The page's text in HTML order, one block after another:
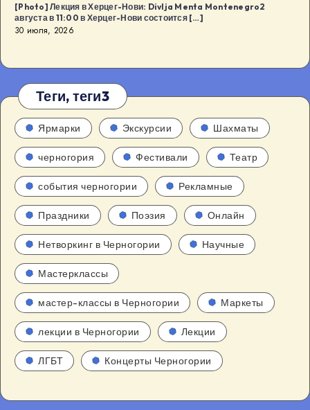
[Photo] Лекция в Херцег-Нови: Divlja Menta Montenegro2
августа в 11:00 в Херцег-Нови состоится […]
30 июля, 2026
Теги, теги3
Ярмарки Экскурсии Шахматы
черногория Фестивали Театр
события черногории Рекламные
Праздники Поэзия Онлайн
Нетворкинг в Черногории Научные
Мастерклассы
мастер-классы в Черногории Маркеты
лекции в Черногории Лекции
ЛГБТ Концерты Черногории